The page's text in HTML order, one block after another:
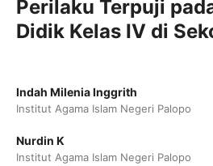
Perilaku Terpuji
Didik Kelas IV di
Indah Milenia Inggrith
Institut Agama Islam Negeri Palopo
Nurdin K
Institut Agama Islam Negeri Palopo